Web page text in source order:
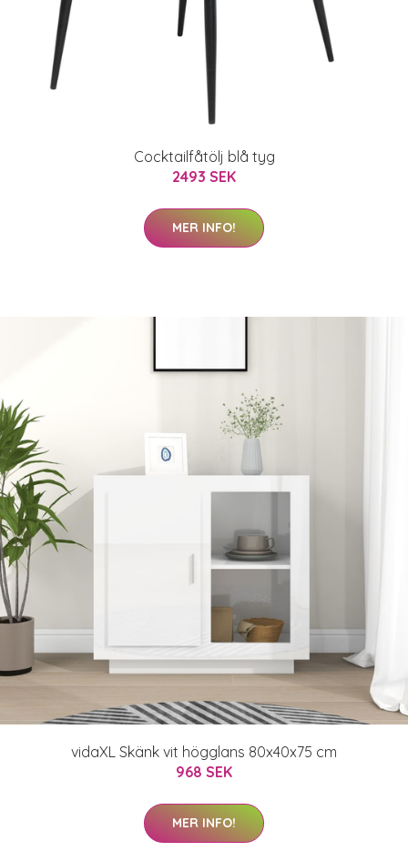
Cocktailfåtölj blå tyg
2493 SEK
MER INFO!
vidaXL Skänk vit högglans 80x40x75 cm
968 SEK
MER INFO!